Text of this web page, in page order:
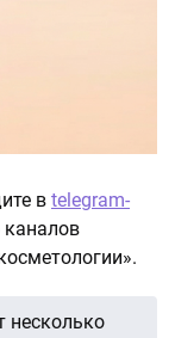
в telegram-
каналов
несколько